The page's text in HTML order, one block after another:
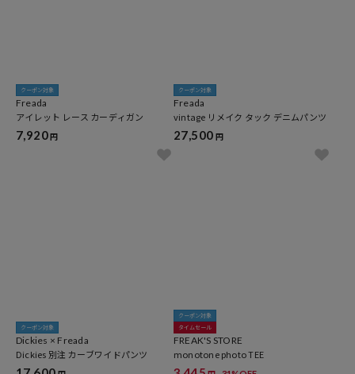
クーポン対象
Freada
アイレット レース カーディガン
7,920 円
クーポン対象
Freada
vintage リメイク タック デニムパンツ
27,500 円
クーポン対象
Dickies × Freada
Dickies 別注 カーブワイドパンツ
クーポン対象
タイムセール
FREAK'S STORE
monotone photo TEE